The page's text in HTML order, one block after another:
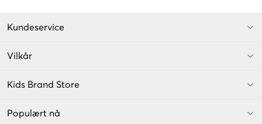
Kundeservice
Vilkår
Kids Brand Store
Populært nå